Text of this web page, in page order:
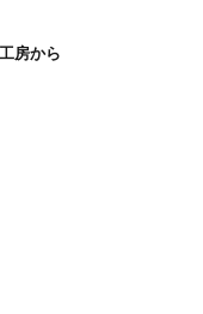
房から